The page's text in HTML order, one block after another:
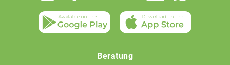
Beratung